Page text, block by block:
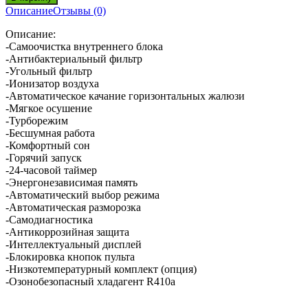
ОписаниеОтзывы (0)
Описание:
-Самоочистка внутреннего блока
-Антибактериальный фильтр
-Угольный фильтр
-Ионизатор воздуха
-Автоматическое качание горизонтальных жалюзи
-Мягкое осушение
-Турборежим
-Бесшумная работа
-Комфортный сон
-Горячий запуск
-24-часовой таймер
-Энергонезависимая память
-Автоматический выбор режима
-Автоматическая разморозка
-Самодиагностика
-Антикоррозийная защита
-Интеллектуальный дисплей
-Блокировка кнопок пульта
-Низкотемпературный комплект (опция)
-Озонобезопасный хладагент R410a